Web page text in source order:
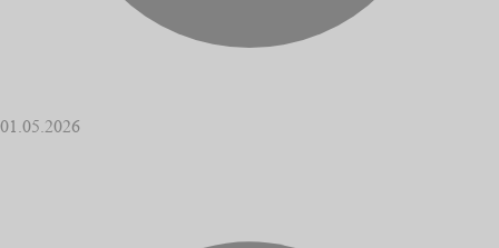
01.05.2026